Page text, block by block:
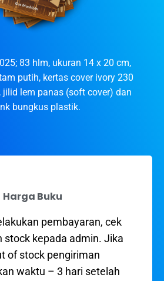
83 hlm, ukuran 14 x 20 cm,
putih, kertas cover ivory 230
lem panas (soft cover) dan
bungkus plastik.
Harga Buku
pembayaran, cek
stock kepada admin. Jika
of stock pengiriman
waktu – 3 hari setelah